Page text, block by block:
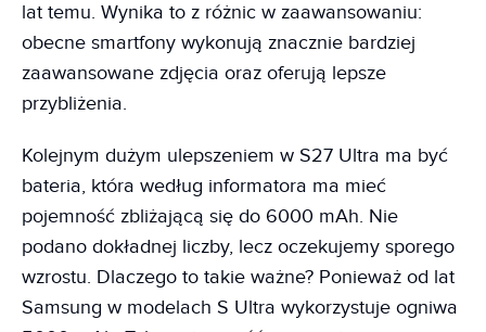
lat temu. Wynika to z różnic w zaawansowaniu:
obecne smartfony wykonują znacznie bardziej
zaawansowane zdjęcia oraz oferują lepsze
przybliżenia.
Kolejnym dużym ulepszeniem w S27 Ultra ma być
bateria, która według informatora ma mieć
pojemność zbliżającą się do 6000 mAh. Nie
podano dokładnej liczby, lecz oczekujemy sporego
wzrostu. Dlaczego to takie ważne? Ponieważ od lat
Samsung w modelach S Ultra wykorzystuje ogniwa